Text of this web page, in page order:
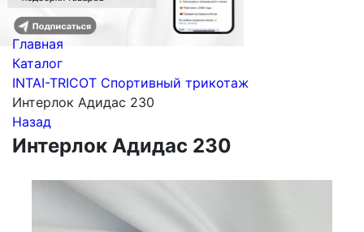
Главная
Каталог
INTAI-TRICOT Спортивный трикотаж
Интерлок Адидас 230
Назад
Интерлок Адидас 230